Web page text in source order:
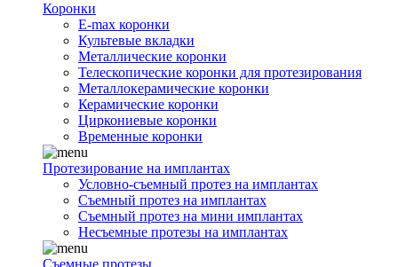
Коронки
E-max коронки
Культевые вкладки
Металлические коронки
Телескопические коронки для протезирования
Металлокерамические коронки
Керамические коронки
Циркониевые коронки
Временные коронки
Протезирование на имплантах
Условно-съемный протез на имплантах
Съемный протез на имплантах
Съемный протез на мини имплантах
Несъемные протезы на имплантах
Съемные протезы